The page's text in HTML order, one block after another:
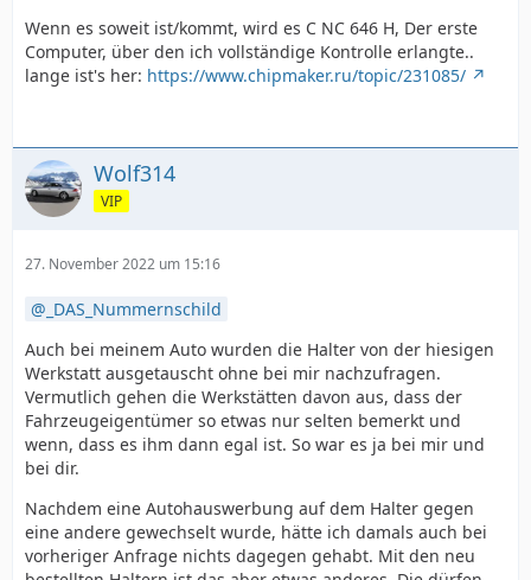
Wenn es soweit ist/kommt, wird es C NC 646 H, Der erste
Computer, über den ich vollständige Kontrolle erlangte..
lange ist's her: https://www.chipmaker.ru/topic/231085/
Wolf314
VIP
27. November 2022 um 15:16
_DAS_Nummernschild
Auch bei meinem Auto wurden die Halter von der hiesigen
Werkstatt ausgetauscht ohne bei mir nachzufragen.
Vermutlich gehen die Werkstätten davon aus, dass der
Fahrzeugeigentümer so etwas nur selten bemerkt und
wenn, dass es ihm dann egal ist. So war es ja bei mir und
bei dir.
Nachdem eine Autohauswerbung auf dem Halter gegen
eine andere gewechselt wurde, hätte ich damals auch bei
vorheriger Anfrage nichts dagegen gehabt. Mit den neu